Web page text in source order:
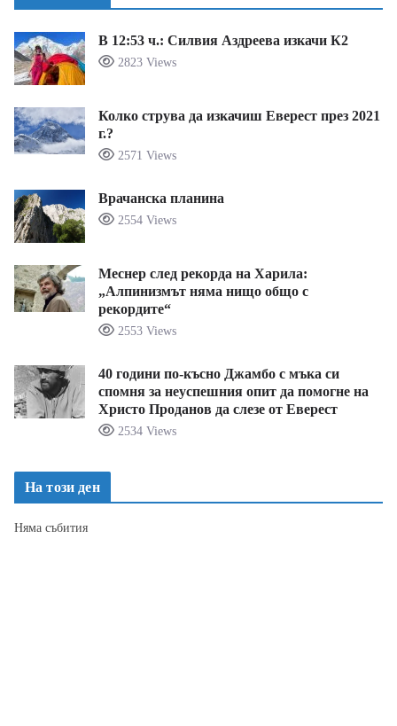
В 12:53 ч.: Силвия Аздреева изкачи К2
2823 Views
Колко струва да изкачиш Еверест през 2021
г.?
2571 Views
Врачанска планина
2554 Views
Меснер след рекорда на Харила:
„Алпинизмът няма нищо общо с
рекордите“
2553 Views
40 години по-късно Джамбо с мъка си
спомня за неуспешния опит да помогне на
Христо Проданов да слезе от Еверест
2534 Views
На този ден
Няма събития